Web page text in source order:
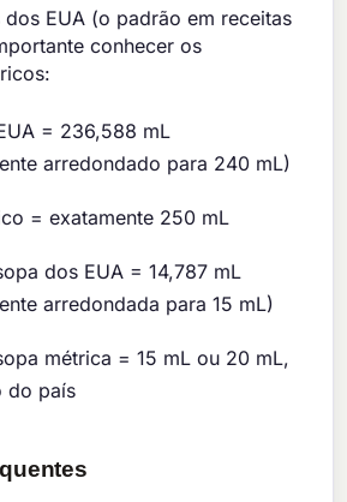
EUA (o padrão em receitas
conhecer os
= 236,588 mL
arredondado para 240 mL)
= exatamente 250 mL
dos EUA = 14,787 mL
arredondada para 15 mL)
métrica = 15 mL ou 20 mL,
do país